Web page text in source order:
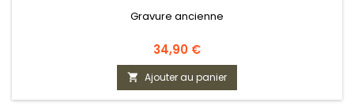
Gravure ancienne
Prix
34,90 €
 Ajouter au panier